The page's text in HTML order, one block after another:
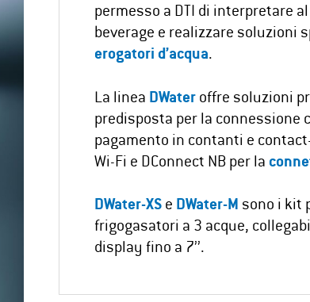
permesso a DTI di interpretare
beverage e realizzare soluzioni
erogatori d’acqua.
La linea DWateroffre soluzioni
predisposta per la connessione
pagamento in contanti e
Wi-Fi e DConnect NB per la
DWater-XSe DWater-M sono i kit
frigogasatori a 3 acque,
display fino a 7’’.